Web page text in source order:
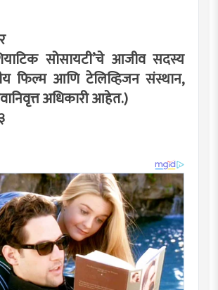
सोसायटी’चे आजीव सदस्य
फिल्म आणि टेलिव्हिजन संस्थान,
अधिकारी आहेत.)